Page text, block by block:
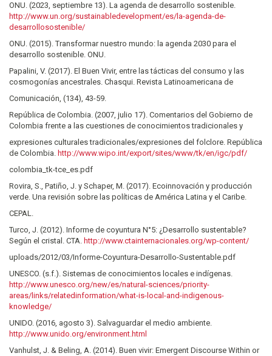
ONU. (2023, septiembre 13). La agenda de desarrollo sostenible.
http://www.un.org/sustainabledevelopment/es/la-agenda-de-
desarrollosostenible/
ONU. (2015). Transformar nuestro mundo: la agenda 2030 para el
desarrollo sostenible. ONU.
Papalini, V. (2017). El Buen Vivir, entre las tácticas del consumo y las
cosmogonías ancestrales. Chasqui. Revista Latinoamericana de
Comunicación, (134), 43-59.
República de Colombia. (2007, julio 17). Comentarios del Gobierno de
Colombia frente a las cuestiones de conocimientos tradicionales y
expresiones culturales tradicionales/expresiones del folclore. República
de Colombia. http://www.wipo.int/export/sites/www/tk/en/igc/pdf/
colombia_tk-tce_es.pdf
Rovira, S., Patiño, J. y Schaper, M. (2017). Ecoinnovación y producción
verde. Una revisión sobre las políticas de América Latina y el Caribe.
CEPAL.
Turco, J. (2012). Informe de coyuntura N°5: ¿Desarrollo sustentable?
Según el cristal. CTA. http://www.ctainternacionales.org/wp-content/
uploads/2012/03/Informe-Coyuntura-Desarrollo-Sustentable.pdf
UNESCO. (s.f.). Sistemas de conocimientos locales e indígenas.
http://www.unesco.org/new/es/natural-sciences/priority-
areas/links/relatedinformation/what-is-local-and-indigenous-
knowledge/
UNIDO. (2016, agosto 3). Salvaguardar el medio ambiente.
http://www.unido.org/environment.html
Vanhulst, J. & Beling, A. (2014). Buen vivir: Emergent Discourse Within or